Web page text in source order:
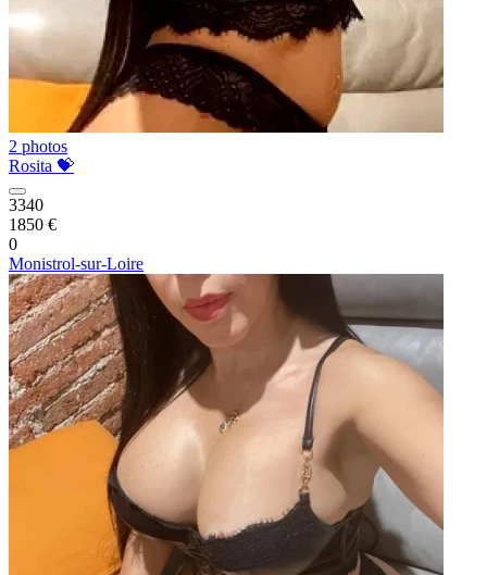
2 photos
Rosita 💝
3340
1850 €
0
Monistrol-sur-Loire